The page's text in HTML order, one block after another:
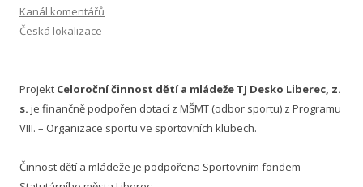
Kanál komentářů
Česká lokalizace
Projekt Celoroční činnost dětí a mládeže TJ Desko Liberec, z.
s. je finančně podpořen dotací z MŠMT (odbor sportu) z Programu
VIII. – Organizace sportu ve sportovních klubech.
Činnost dětí a mládeže je podpořena Sportovním fondem